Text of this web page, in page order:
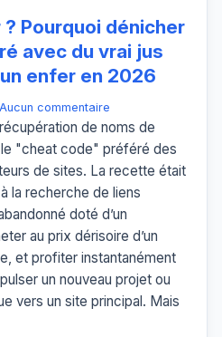
Pourquoi dénicher
avec du vrai jus
enfer en 2026
Aucun commentaire
de noms de
"cheat code" préféré des
de sites. La recette était
la recherche de liens
doté d’un
au prix dérisoire d’un
et profiter instantanément
un nouveau projet ou
vers un site principal. Mais